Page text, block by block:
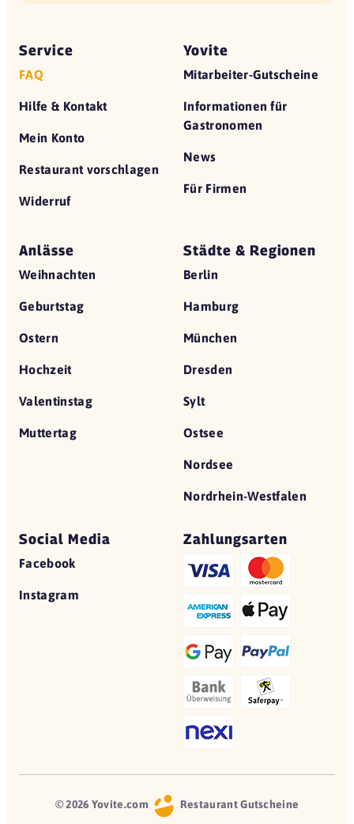
Service
FAQ
Hilfe & Kontakt
Mein Konto
Restaurant vorschlagen
Widerruf
Yovite
Mitarbeiter-Gutscheine
Informationen für
Gastronomen
News
Für Firmen
Anlässe
Weihnachten
Geburtstag
Ostern
Hochzeit
Valentinstag
Muttertag
Städte & Regionen
Berlin
Hamburg
München
Dresden
Sylt
Ostsee
Nordsee
Nordrhein-Westfalen
Social Media
Facebook
Instagram
Zahlungsarten
© 2026 Yovite.com Restaurant Gutscheine